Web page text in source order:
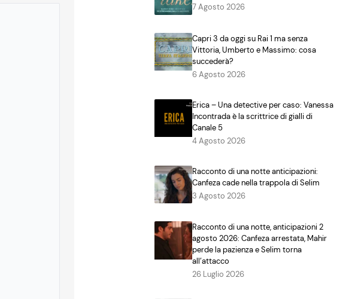
7 Agosto 2026
Capri 3 da oggi su Rai 1 ma senza
Vittoria, Umberto e Massimo: cosa
succederà?
6 Agosto 2026
Erica – Una detective per caso: Vanessa
Incontrada è la scrittrice di gialli di
Canale 5
4 Agosto 2026
Racconto di una notte anticipazioni:
Canfeza cade nella trappola di Selim
3 Agosto 2026
Racconto di una notte, anticipazioni 2
agosto 2026: Canfeza arrestata, Mahir
perde la pazienza e Selim torna
all’attacco
26 Luglio 2026